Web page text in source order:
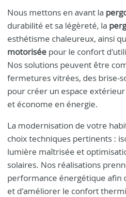
Nous mettons en avant la
durabilité et sa légèreté, la
esthétisme chaleureux, ainsi
motorisée pour le confort
Nos solutions peuvent être
fermetures vitrées, des brise-
pour créer un espace
et économe en énergie.
La modernisation de votre
choix techniques pertinents :
lumière maîtrisée et
solaires. Nos réalisations
performance énergétique afin
et d'améliorer le confort